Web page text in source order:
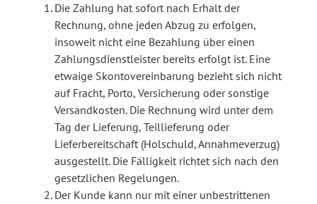
Die Zahlung hat sofort nach Erhalt der
Rechnung, ohne jeden Abzug zu erfolgen,
insoweit nicht eine Bezahlung über einen
Zahlungsdienstleister bereits erfolgt ist. Eine
etwaige Skontovereinbarung bezieht sich nicht
auf Fracht, Porto, Versicherung oder sonstige
Versandkosten. Die Rechnung wird unter dem
Tag der Lieferung, Teillieferung oder
Lieferbereitschaft (Holschuld, Annahmeverzug)
ausgestellt. Die Fälligkeit richtet sich nach den
gesetzlichen Regelungen.
Der Kunde kann nur mit einer unbestrittenen